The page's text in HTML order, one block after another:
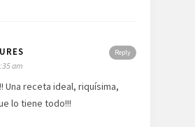
Reply
am
Una receta ideal, riquísima,
lo tiene todo!!!